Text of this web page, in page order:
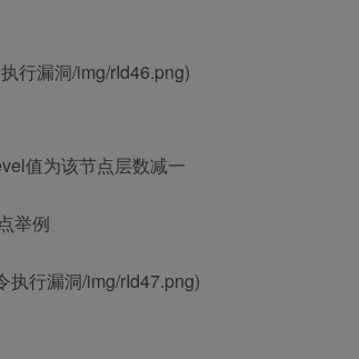
行漏洞/img/rId46.png)
值为该节点层数减一
举例
执行漏洞/img/rId47.png)